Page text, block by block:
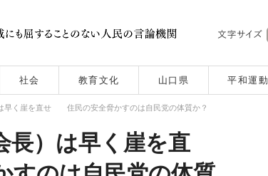
社会 教育文化 山口県 平和運動
早く崖を直せ 住民の安全脅かすのは自民党の体質か？
長）は早く崖を直